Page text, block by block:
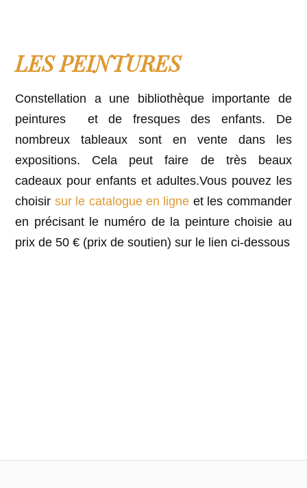
LES PEINTURES
Constellation a une bibliothèque importante de
peintures et de fresques des enfants. De
nombreux tableaux sont en vente dans les
expositions. Cela peut faire de très beaux
cadeaux pour enfants et adultes.Vous pouvez les
choisir sur le catalogue en ligne et les commander
en précisant le numéro de la peinture choisie au
prix de 50 € (prix de soutien) sur le lien ci-dessous